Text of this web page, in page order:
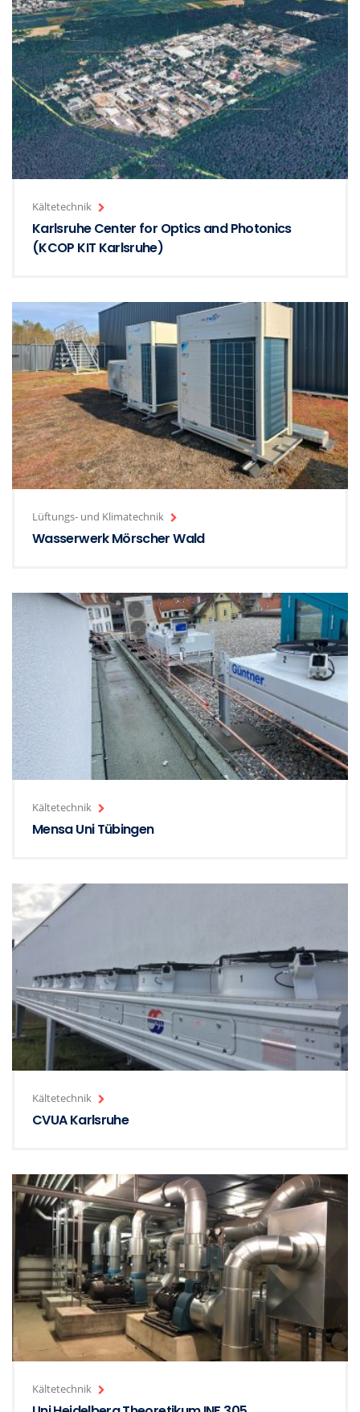
Kältetechnik
Karlsruhe Center for Optics and Photonics
(KCOP KIT Karlsruhe)
Lüftungs- und Klimatechnik
Wasserwerk Mörscher Wald
Kältetechnik
Mensa Uni Tübingen
Kältetechnik
CVUA Karlsruhe
Kältetechnik